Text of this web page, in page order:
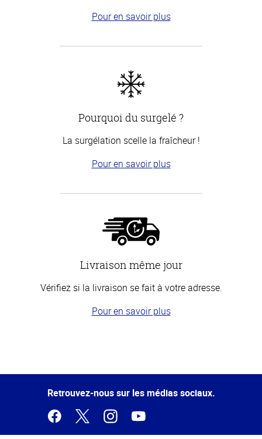
Pour en savoir plus
Pourquoi du surgelé ?
La surgélation scelle la fraîcheur !
Pour en savoir plus
Livraison même jour
Vérifiez si la livraison se fait à votre adresse.
Pour en savoir plus
de la
Retrouvez-nous sur les médias sociaux.